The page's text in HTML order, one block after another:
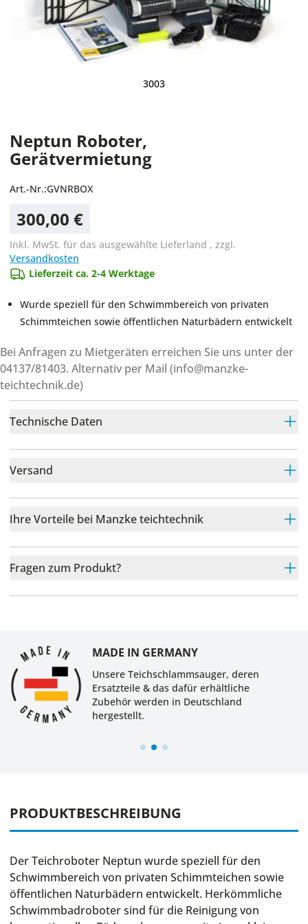
3003
Neptun Roboter,
Gerätvermietung
Art.-Nr.:GVNRBOX
300,00 €
Inkl. MwSt. für das ausgewählte Lieferland , zzgl.
Versandkosten
Lieferzeit ca. 2-4 Werktage
Wurde speziell für den Schwimmbereich von privaten
Schimmteichen sowie öffentlichen Naturbädern entwickelt
Bei Anfragen zu Mietgeräten erreichen Sie uns unter der
04137/81403. Alternativ per Mail (info@manzke-
teichtechnik.de)
Technische Daten
Versand
Ihre Vorteile bei Manzke teichtechnik
Fragen zum Produkt?
MADE IN GERMANY
Unsere Teichschlammsauger, deren
Ersatzteile & das dafür erhältliche
Zubehör werden in Deutschland
hergestellt.
PRODUKTBESCHREIBUNG
Der Teichroboter Neptun wurde speziell für den
Schwimmbereich von privaten Schimmteichen sowie
öffentlichen Naturbädern entwickelt. Herkömmliche
Schwimmbadroboter sind für die Reinigung von